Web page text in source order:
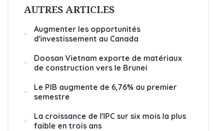
AUTRES ARTICLES
Augmenter les opportunités
d'investissement au Canada
Doosan Vietnam exporte de matériaux
de construction vers le Brunei
Le PIB augmente de 6,76% au premier
semestre
La croissance de l'IPC sur six mois la plus
faible en trois ans